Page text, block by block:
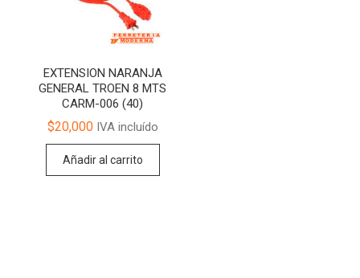
EXTENSION NARANJA
GENERAL TROEN 8 MTS
CARM-006 (40)
$20,000IVA incluído
Añadir al carrito